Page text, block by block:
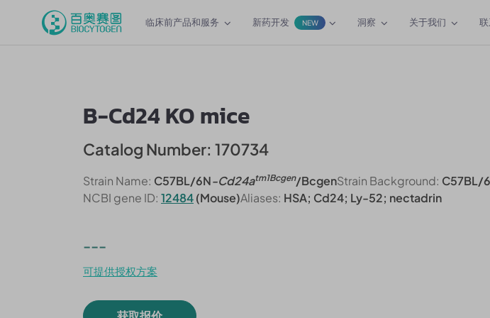
临床前产品和服务 新药开发 NEW 洞察 关于我们
B-Cd24 KO mice
Catalog Number: 170734
Strain Name: C57BL/6N-Cd24atm1Bcgen/BcgenStrain Background: C57BL/
NCBI gene ID: 12484(Mouse)Aliases: HSA; Cd24; Ly-52; nectadrin
---
可提供授权方案